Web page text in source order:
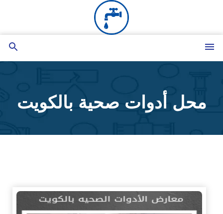
المحتوى
محل أدوات صحية بالكويت